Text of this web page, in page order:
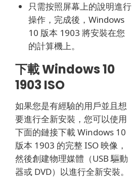
只需按照屏幕上的說明進行
操作，完成後，Windows
10 版本 1903 將安裝在您
的計算機上。
下載 Windows 10
1903 ISO
如果您是有經驗的用戶並且想
要進行全新安裝，您可以使用
下面的鏈接下載 Windows 10
版本 1903 的完整 ISO 映像，
然後創建物理媒體（USB 驅動
器或 DVD）以進行全新安裝。